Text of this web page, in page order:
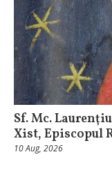
Sf. Mc.
Xist, Episcopul
10 Aug, 2026